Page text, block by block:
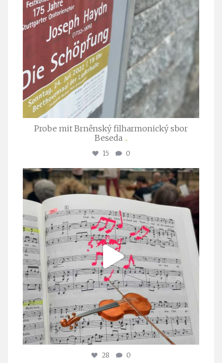
Probe mit Brněnský filharmonický sbor
Beseda ...
15 0
stuttgarter_oratorienchor
Juli 23
28 0